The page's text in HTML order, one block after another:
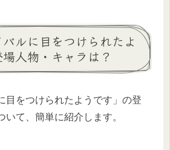
バルに目をつけられたよ
人物・キャラは？
目をつけられたようです」の登
いて、簡単に紹介します。